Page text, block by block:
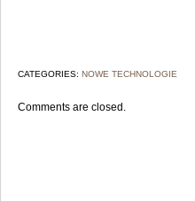
CATEGORIES: NOWE TECHNOLOGIE
Comments are closed.